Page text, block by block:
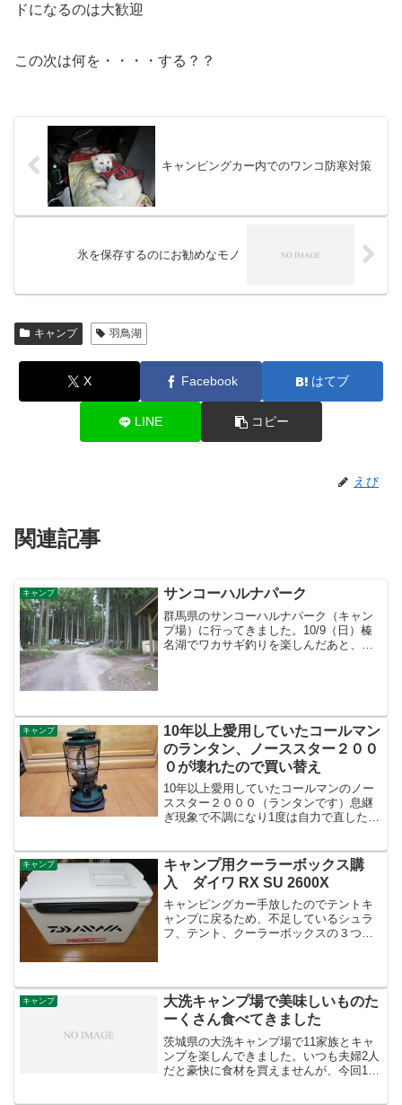
ドになるのは大歓迎
この次は何を・・・・する？？
キャンピングカー内でのワンコ防寒対策
氷を保存するのにお勧めなモノ
キャンプ 羽鳥湖
X Facebook はてブ
LINE コピー
えび
関連記事
キャンプ サンコーハルナパーク
群馬県のサンコーハルナパーク（キャン
プ場）に行ってきました。10/9（日）榛
名湖でワカサギ釣りを楽しんだあと、サ
キャンプ
10年以上愛用していたコールマン
のランタン、ノーススター２００
０が壊れたので買い替え
10年以上愛用していたコールマンのノー
ススター２０００（ランタンです）息継
ぎ現象で不調になり1度は自力で直したあ
ても燃料供給が止まらない・・・すなわ
ち消えない（汗）。...
キャンプ
キャンプ用クーラーボックス購
入 ダイワ RX SU 2600X
キャンピングカー手放したのでテントキ
ャンプに戻るため、不足しているシュラ
フ、テント、クーラーボックスの３つを
ていたが、その代わりにな...
キャンプ
大洗キャンプ場で美味しいものた
ーくさん食べてきました
茨城県の大洗キャンプ場で11家族とキャ
ンプを楽しんできました。いつも夫婦2人
だと豪快に食材を買えませんが、今回11